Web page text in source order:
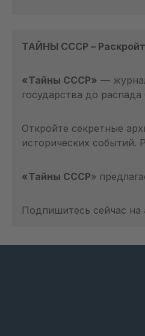
ТАЙНЫ СССР –
«Тайны СССР» —
государства до
Откройте секретные
исторических событий.
«Тайны СССР»
Подпишитесь сейчас на